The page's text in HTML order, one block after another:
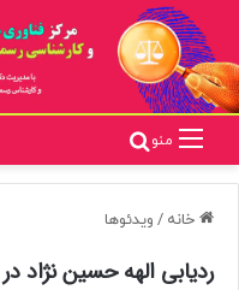
منو
خانه / ویدئوها
ردیابی الهه حسین نژاد در ۷ دقیقه بجای ۷ روز